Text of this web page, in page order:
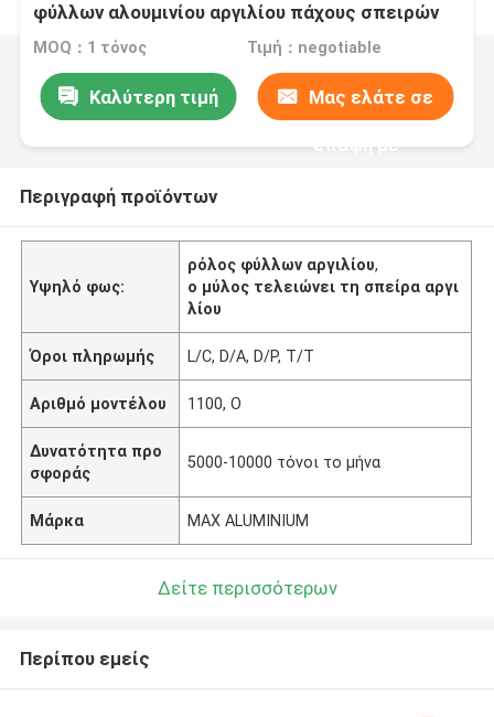
φύλλων αλουμινίου αργιλίου πάχους σπειρών
αργιλίου/0.25mm
MOQ：1 τόνος Τιμή：negotiable
Καλύτερη τιμή Μας ελάτε σε
επαφή με
Περιγραφή προϊόντων
Υψηλό φως:
ρόλος φύλλων αργιλίου,
ο μύλος τελειώνει τη σπείρα αργι
λίου
Όροι πληρωμής L/C, D/A, D/P, T/T
Αριθμό μοντέλου 1100, Ο
Δυνατότητα προ
σφοράς
5000-10000 τόνοι το μήνα
Μάρκα MAX ALUMINIUM
Δείτε περισσότερων
Περίπου εμείς